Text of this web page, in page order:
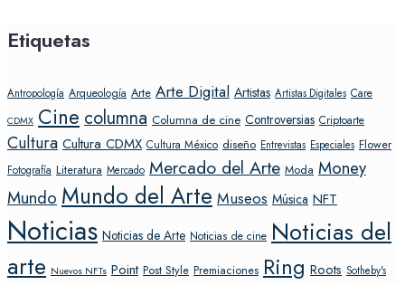
Etiquetas
Antropología Arqueología Arte Arte Digital Artistas Artistas Digitales Care
CDMX Cine columna Columna de cine Controversias Criptoarte
Cultura Cultura CDMX Cultura México diseño Entrevistas Especiales Flower
Fotografía Literatura Mercado Mercado del Arte Moda Money
Mundo Mundo del Arte Museos Música NFT
Noticias Noticias de Arte Noticias de cine Noticias del
arte Nuevos NFTs Point Post Style Premiaciones Ring Roots Sotheby's